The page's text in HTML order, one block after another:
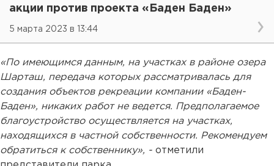
акции против проекта «Баден Баден»
5 марта 2023 в 13:44
«По имеющимся данным, на участках в районе озера
Шарташ, передача которых рассматривалась для
создания объектов рекреации компании «Баден-
Баден», никаких работ не ведется. Предполагаемое
благоустройство осуществляется на участках,
находящихся в частной собственности. Рекомендуем
обратиться к собственнику», - отметили